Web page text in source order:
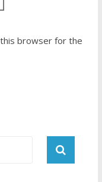
browser for the